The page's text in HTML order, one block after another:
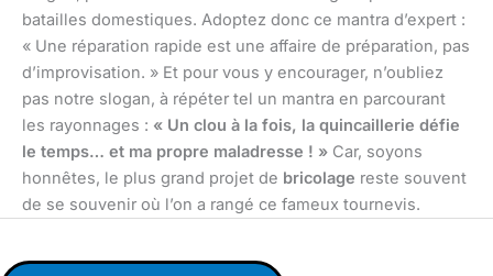
batailles domestiques. Adoptez donc ce mantra d’expert :
« Une réparation rapide est une affaire de préparation, pas
d’improvisation. » Et pour vous y encourager, n’oubliez
pas notre slogan, à répéter tel un mantra en parcourant
les rayonnages : « Un clou à la fois, la quincaillerie défie
le temps… et ma propre maladresse ! » Car, soyons
honnêtes, le plus grand projet de bricolage reste souvent
de se souvenir où l’on a rangé ce fameux tournevis.